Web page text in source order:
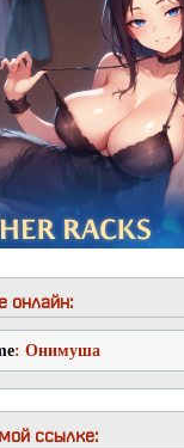
онлайн:
: Онимуша
ссылке: